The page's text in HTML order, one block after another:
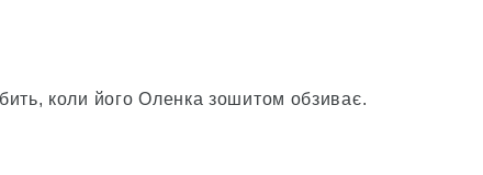
коли його Оленка зошитом обзиває.